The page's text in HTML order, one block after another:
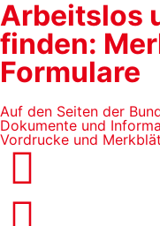
Arbeitslos
finden:
Formulare
Auf den Seiten der
Dokumente und
Vordrucke und